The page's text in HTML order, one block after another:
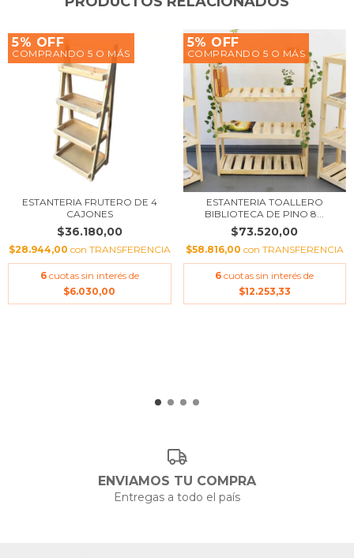
5% OFF
COMPRANDO 5 O MÁS
ESTANTERIA FRUTERO DE 4
CAJONES
$36.180,00
$28.944,00 con TRANSFERENCIA
6 cuotas sin interés de
$6.030,00
5% OFF
COMPRANDO 5 O MÁS
ESTANTERIA TOALLERO
BIBLIOTECA DE PINO 8...
$73.520,00
$58.816,00 con TRANSFERENCIA
6 cuotas sin interés de
$12.253,33
ENVIAMOS TU COMPRA
Entregas a todo el país